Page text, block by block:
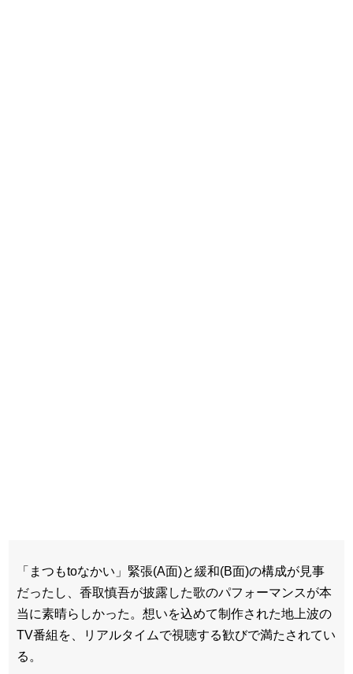
「まつもtoなかい」緊張(A面)と緩和(B面)の構成が見事
だったし、香取慎吾が披露した歌のパフォーマンスが本
当に素晴らしかった。想いを込めて制作された地上波の
TV番組を、リアルタイムで視聴する歓びで満たされてい
る。